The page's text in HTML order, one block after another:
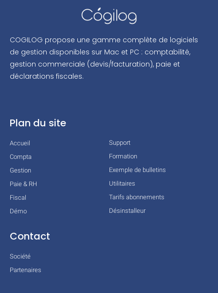
COGILOG propose une gamme complète de logiciels
de gestion disponibles sur Mac et PC : comptabilité,
gestion commerciale (devis/facturation), paie et
déclarations fiscales.
Plan du site
Accueil
Compta
Gestion
Paie & RH
Fiscal
Démo
Support
Formation
Exemple de bulletins
Utilitaires
Tarifs abonnements
Désinstalleur
Contact
Société
Partenaires